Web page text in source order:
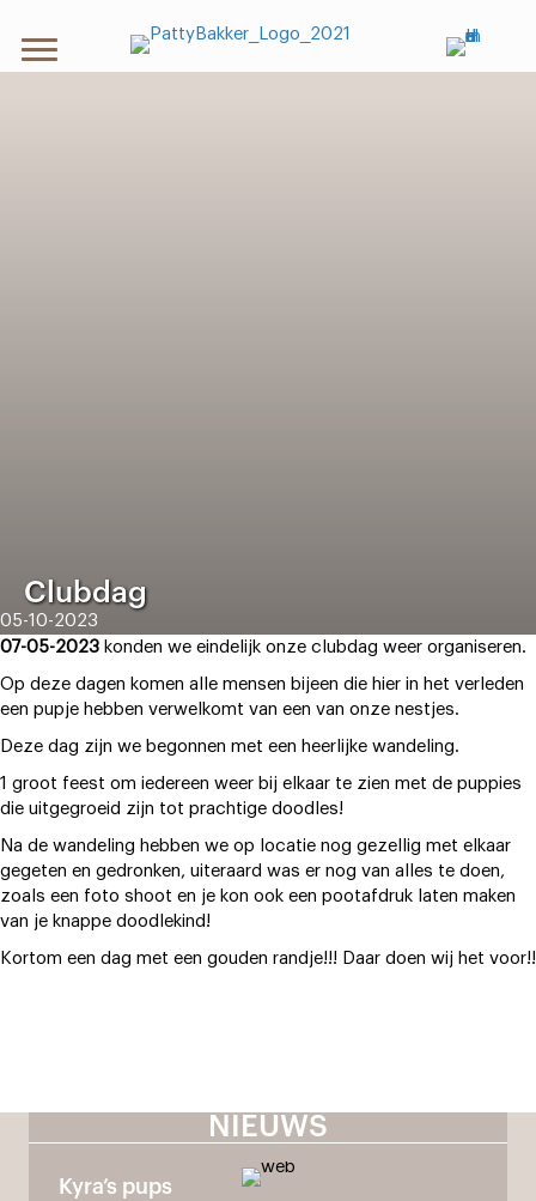
Clubdag
05-10-2023
07-05-2023 konden we eindelijk onze clubdag weer organiseren.
Op deze dagen komen alle mensen bijeen die hier in het verleden
een pupje hebben verwelkomt van een van onze nestjes.
Deze dag zijn we begonnen met een heerlijke wandeling.
1 groot feest om iedereen weer bij elkaar te zien met de puppies
die uitgegroeid zijn tot prachtige doodles!
Na de wandeling hebben we op locatie nog gezellig met elkaar
gegeten en gedronken, uiteraard was er nog van alles te doen,
zoals een foto shoot en je kon ook een pootafdruk laten maken
van je knappe doodlekind!
Kortom een dag met een gouden randje!!! Daar doen wij het voor!!
NIEUWS
Kyra’s pups